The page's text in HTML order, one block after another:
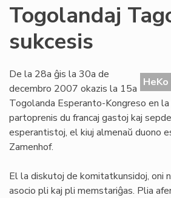
Togolandaj
sukcesis
De la 28a ĝis la 30a de
decembro 2007 okazis la 15a
Togolanda Esperanto-Kongreso en la
partoprenis du francaj gastoj kaj
esperantistoj, el kiuj almenaŭ duono
Zamenhof.
El la diskutoj de komitatkunsidoj, oni
asocio pli kaj pli memstariĝas. Plia